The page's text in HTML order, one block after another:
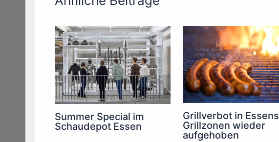
Summer Special im
Schaudepot Essen
Grillverbot in Essens
Grillzonen wieder
aufgehoben